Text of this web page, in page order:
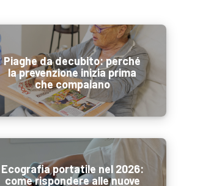
Piaghe da decubito: perché
la prevenzione inizia prima
che compaiano
Ecografia portatile nel 2026:
come rispondere alle nuove